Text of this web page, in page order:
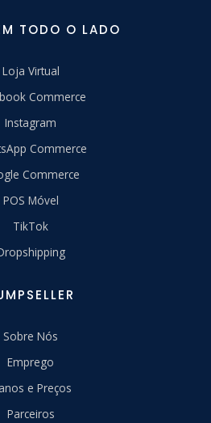
TODO O LADO
Loja Virtual
Commerce
Instagram
Commerce
Commerce
POS Móvel
TikTok
Sobre Nós
Emprego
e Preços
Parceiros